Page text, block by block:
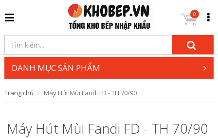
0
DANH MỤC SẢN PHẨM
Trang chủ Máy Hút Mùi Fandi FD - TH 70/90
Máy Hút Mùi Fandi FD - TH 70/90